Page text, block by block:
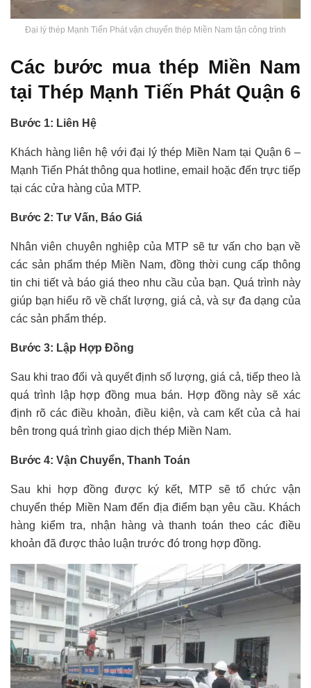
Đại lý thép Mạnh Tiến Phát vận chuyển thép Miền Nam tận công trình
Các bước mua thép Miền Nam
tại Thép Mạnh Tiến Phát Quận 6
Bước 1: Liên Hệ
Khách hàng liên hệ với đại lý thép Miền Nam tại Quận 6 –
Mạnh Tiến Phát thông qua hotline, email hoặc đến trực tiếp
tại các cửa hàng của MTP.
Bước 2: Tư Vấn, Báo Giá
Nhân viên chuyên nghiệp của MTP sẽ tư vấn cho bạn về
các sản phẩm thép Miền Nam, đồng thời cung cấp thông
tin chi tiết và báo giá theo nhu cầu của bạn. Quá trình này
giúp bạn hiểu rõ về chất lượng, giá cả, và sự đa dạng của
các sản phẩm thép.
Bước 3: Lập Hợp Đồng
Sau khi trao đổi và quyết định số lượng, giá cả, tiếp theo là
quá trình lập hợp đồng mua bán. Hợp đồng này sẽ xác
định rõ các điều khoản, điều kiện, và cam kết của cả hai
bên trong quá trình giao dịch thép Miền Nam.
Bước 4: Vận Chuyển, Thanh Toán
Sau khi hợp đồng được ký kết, MTP sẽ tổ chức vận
chuyển thép Miền Nam đến địa điểm bạn yêu cầu. Khách
hàng kiểm tra, nhận hàng và thanh toán theo các điều
khoản đã được thảo luận trước đó trong hợp đồng.